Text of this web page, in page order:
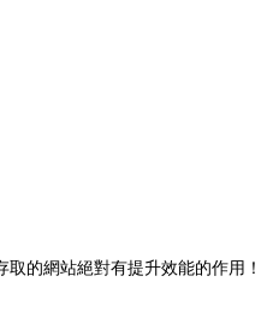
的網站絕對有提升效能的作用！